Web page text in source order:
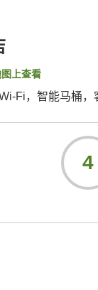
上查看
Fi，智能马桶，
4